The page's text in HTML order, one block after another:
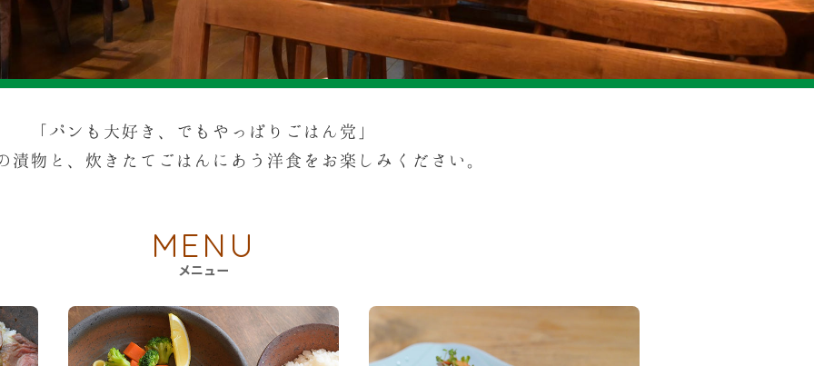
「パンも大好き、でもやっぱりごはん党」
漬物と、炊きたてごはんにあう洋食をお楽しみください。
MENU
メニュー